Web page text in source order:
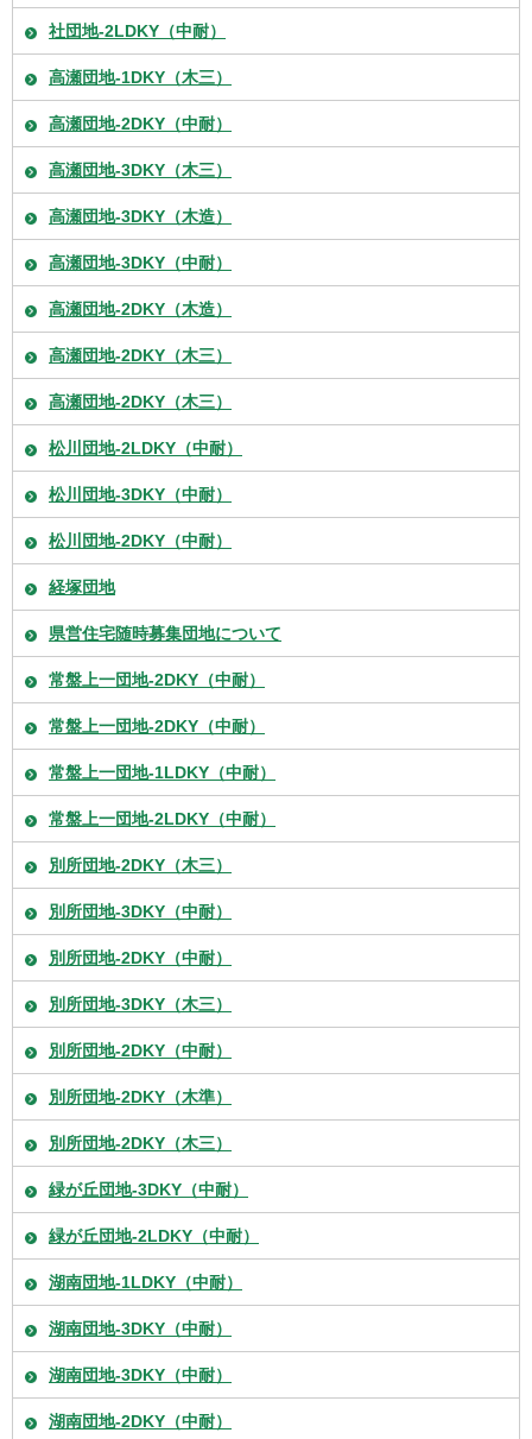
社団地-2LDKY（中耐）
高瀬団地-1DKY（木三）
高瀬団地-2DKY（中耐）
高瀬団地-3DKY（木三）
高瀬団地-3DKY（木造）
高瀬団地-3DKY（中耐）
高瀬団地-2DKY（木造）
高瀬団地-2DKY（木三）
高瀬団地-2DKY（木三）
松川団地-2LDKY（中耐）
松川団地-3DKY（中耐）
松川団地-2DKY（中耐）
経塚団地
県営住宅随時募集団地について
常盤上一団地-2DKY（中耐）
常盤上一団地-2DKY（中耐）
常盤上一団地-1LDKY（中耐）
常盤上一団地-2LDKY（中耐）
別所団地-2DKY（木三）
別所団地-3DKY（中耐）
別所団地-2DKY（中耐）
別所団地-3DKY（木三）
別所団地-2DKY（中耐）
別所団地-2DKY（木準）
別所団地-2DKY（木三）
緑が丘団地-3DKY（中耐）
緑が丘団地-2LDKY（中耐）
湖南団地-1LDKY（中耐）
湖南団地-3DKY（中耐）
湖南団地-3DKY（中耐）
湖南団地-2DKY（中耐）